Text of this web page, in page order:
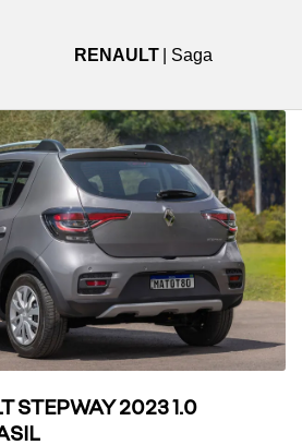
RENAULT | Saga
STEPWAY 2023 1.0